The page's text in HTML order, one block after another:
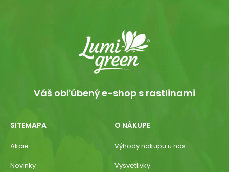
Váš obľúbený e-shop s rastlinami
SITEMAPA
Akcie
Novinky
O NÁKUPE
Výhody nákupu u nás
Vysvetlivky